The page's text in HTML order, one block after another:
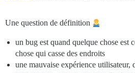
Une question de définition
un bug est quand quelque chose est
chose qui casse des endroits
une mauvaise expérience utilisateur,